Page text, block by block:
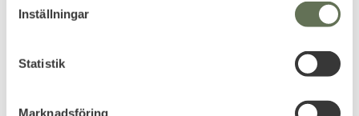
Inställningar
Statistik
Marknadsföring
Add to favorites Add to favorites